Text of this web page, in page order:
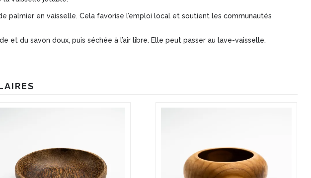
en vaisselle. Cela favorise l’emploi local et soutient les communautés
du savon doux, puis séchée à l’air libre. Elle peut passer au lave-vaisselle.